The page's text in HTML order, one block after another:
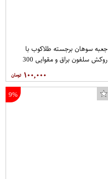
جعبه سوهان برجسته طلاکوب با
روکش سلفون براق و مقوایی 300
۱۰۰,۰۰۰
9%